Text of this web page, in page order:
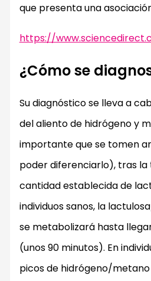
que presenta una
https://
¿Cómo se
Su diagnóstico se lleva a
del aliento de hidrógeno y
importante que se tomen
poder diferenciarlo), tras la
cantidad establecida de
individuos sanos, la
se metabolizará hasta
(unos 90 minutos). En
picos de hidrógeno/